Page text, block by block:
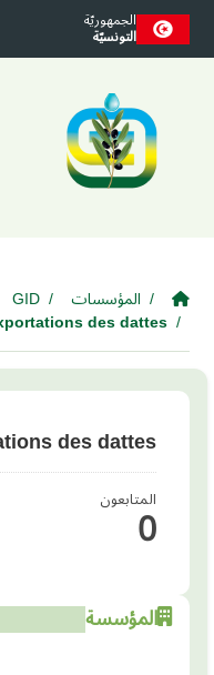
Skip to main content
الجمهوريّة
التونسيّة
المؤسسات GID
des dattes
des dattes
المتابعون
0
المؤسسة